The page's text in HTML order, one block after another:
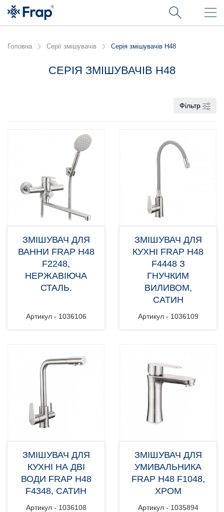
Головна Серії змішувачів Серія змішувачів H48
СЕРІЯ ЗМІШУВАЧІВ H48
Фільтр
ЗМІШУВАЧ ДЛЯ
ВАННИ FRAP H48
F2248,
НЕРЖАВІЮЧА
СТАЛЬ.
Артикул - 1036106
ЗМІШУВАЧ ДЛЯ
КУХНІ FRAP H48
F4448 З
ГНУЧКИМ
ВИЛИВОМ,
САТИН
Артикул - 1036109
ЗМІШУВАЧ ДЛЯ
КУХНІ НА ДВІ
ВОДИ FRAP H48
F4348, САТИН
Артикул - 1036108
ЗМІШУВАЧ ДЛЯ
УМИВАЛЬНИКА
FRAP H48 F1048,
ХРОМ
Артикул - 1035894